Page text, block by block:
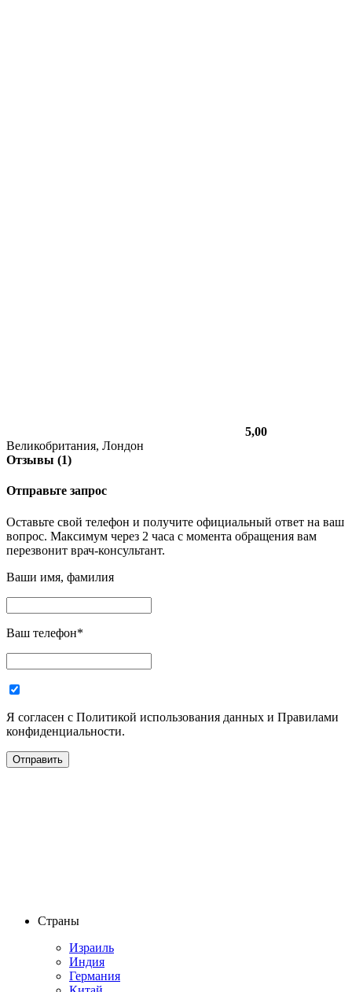
5,00
Великобритания, Лондон
Отзывы (1)
Отправьте запрос
Оставьте свой телефон и получите официальный ответ на ваш
вопрос. Максимум через 2 часа с момента обращения вам
перезвонит врач-консультант.
Ваши имя, фамилия
Ваш телефон*
Я согласен с Политикой использования данных и Правилами
конфиденциальности.
Страны
Израиль
Индия
Германия